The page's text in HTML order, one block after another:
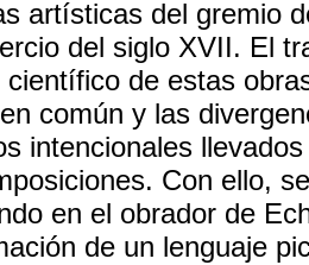
artísticas del gremio
del siglo XVII. El
científico de estas
común y las
intencionales
Con ello,
en el obrador de
de un lenguaje